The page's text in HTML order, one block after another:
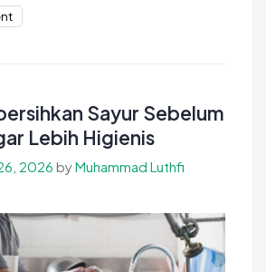
on
Berkualitas
Premium
yang
Sayur Sebelum
Lebih Higienis
2026 byMuhammad Luthfi